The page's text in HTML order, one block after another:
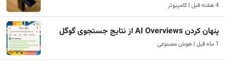
4 هفته قبل | کامپیوتر
پنهان کردن AI Overviews از نتایج جستجوی گوگل
1 ماه قبل | هوش مصنوعی